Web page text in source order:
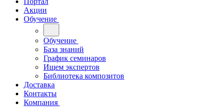
Акции
Обучение
Обучение
База знаний
График семинаров
Ищем экспертов
Библиотека композитов
Доставка
Контакты
Компания